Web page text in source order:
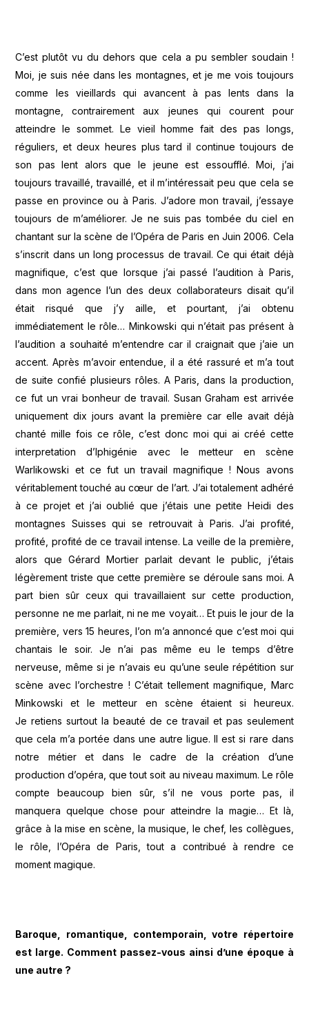
C’est plutôt vu du dehors que cela a pu sembler soudain !
Moi, je suis née dans les montagnes, et je me vois toujours
comme les vieillards qui avancent à pas lents dans la
montagne, contrairement aux jeunes qui courent pour
atteindre le sommet. Le vieil homme fait des pas longs,
réguliers, et deux heures plus tard il continue toujours de
son pas lent alors que le jeune est essoufflé. Moi, j’ai
toujours travaillé, travaillé, et il m’intéressait peu que cela se
passe en province ou à Paris. J’adore mon travail, j’essaye
toujours de m’améliorer. Je ne suis pas tombée du ciel en
chantant sur la scène de l’Opéra de Paris en Juin 2006. Cela
s’inscrit dans un long processus de travail. Ce qui était déjà
magnifique, c’est que lorsque j’ai passé l’audition à Paris,
dans mon agence l’un des deux collaborateurs disait qu’il
était risqué que j’y aille, et pourtant, j’ai obtenu
immédiatement le rôle… Minkowski qui n’était pas présent à
l’audition a souhaité m’entendre car il craignait que j’aie un
accent. Après m’avoir entendue, il a été rassuré et m’a tout
de suite confié plusieurs rôles. A Paris, dans la production,
ce fut un vrai bonheur de travail. Susan Graham est arrivée
uniquement dix jours avant la première car elle avait déjà
chanté mille fois ce rôle, c’est donc moi qui ai créé cette
interpretation d’Iphigénie avec le metteur en scène
Warlikowski et ce fut un travail magnifique ! Nous avons
véritablement touché au cœur de l’art. J’ai totalement adhéré
à ce projet et j’ai oublié que j’étais une petite Heidi des
montagnes Suisses qui se retrouvait à Paris. J’ai profité,
profité, profité de ce travail intense. La veille de la première,
alors que Gérard Mortier parlait devant le public, j’étais
légèrement triste que cette première se déroule sans moi. A
part bien sûr ceux qui travaillaient sur cette production,
personne ne me parlait, ni ne me voyait… Et puis le jour de la
première, vers 15 heures, l’on m’a annoncé que c’est moi qui
chantais le soir. Je n’ai pas même eu le temps d’être
nerveuse, même si je n’avais eu qu’une seule répétition sur
scène avec l’orchestre ! C’était tellement magnifique, Marc
Minkowski et le metteur en scène étaient si heureux.
Je retiens surtout la beauté de ce travail et pas seulement
que cela m’a portée dans une autre ligue. Il est si rare dans
notre métier et dans le cadre de la création d’une
production d’opéra, que tout soit au niveau maximum. Le rôle
compte beaucoup bien sûr, s’il ne vous porte pas, il
manquera quelque chose pour atteindre la magie… Et là,
grâce à la mise en scène, la musique, le chef, les collègues,
le rôle, l’Opéra de Paris, tout a contribué à rendre ce
moment magique.
Baroque, romantique, contemporain, votre répertoire
est large. Comment passez-vous ainsi d’une époque à
une autre ?